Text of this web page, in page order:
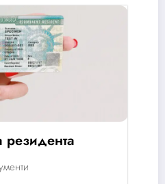
резидента